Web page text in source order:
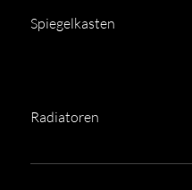
Spiegelkasten
Radiatoren